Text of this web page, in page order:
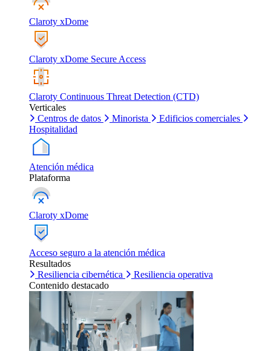
Claroty xDome
Claroty xDome Secure Access
Claroty Continuous Threat Detection (CTD)
Verticales
Centros de datos
Minorista
Edificios comerciales
Hospitalidad
Atención médica
Plataforma
Claroty xDome
Acceso seguro a la atención médica
Resultados
Resiliencia cibernética
Resiliencia operativa
Contenido destacado